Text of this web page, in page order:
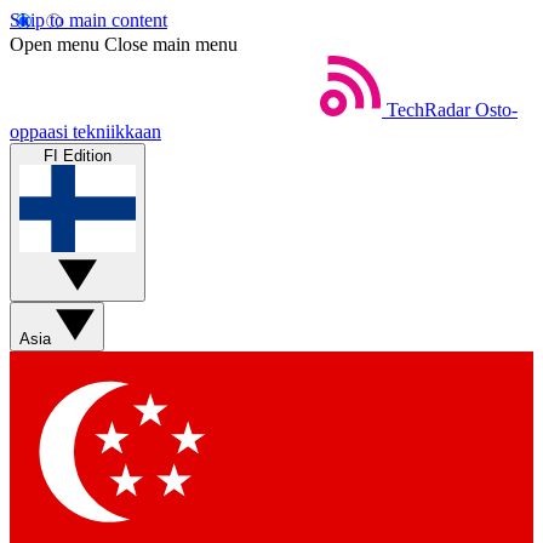
Skip to main content
Open menu Close main menu
TechRadar Osto-
oppaasi tekniikkaan
FI Edition
Asia